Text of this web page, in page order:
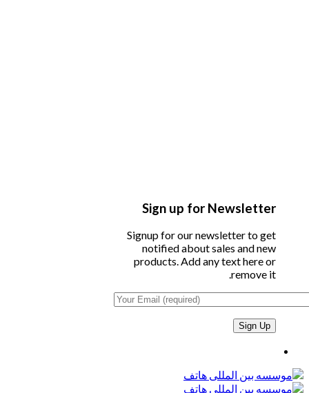
Sign up for Newsletter
Signup for our newsletter to get
notified about sales and new
products. Add any text here or
remove it.